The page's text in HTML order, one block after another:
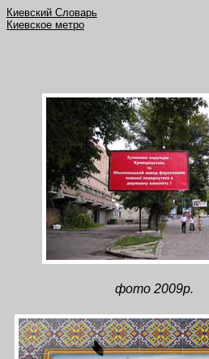
Киевский Словарь
Киевское метро
фото 2009р.